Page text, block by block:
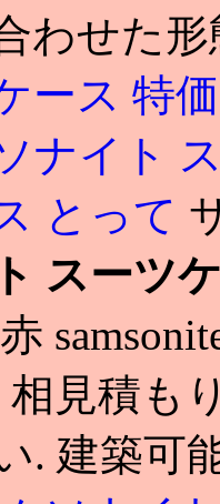
わせた
ース 特価
ナイト
とって
スーツ
相見積も
. 建築可